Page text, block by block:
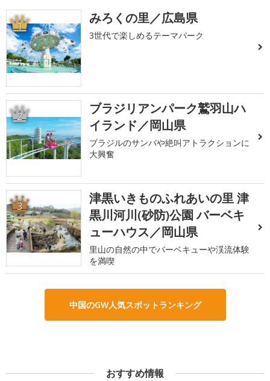
1 みろくの里／広島県
3世代で楽しめるテーマパーク
2
ブラジリアンパーク鷲羽山ハ
イランド／岡山県
ブラジルのサンバや絶叫アトラクションに
大興奮
3
津黒いきものふれあいの里 津
黒川河川(砂防)公園 バーベキ
ューハウス／岡山県
里山の自然の中でバーベキューや渓流体験
を満喫
中国のGW人気スポットランキング
おすすめ情報